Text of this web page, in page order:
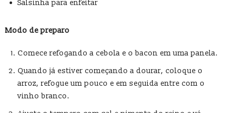
Salsinha para enfeitar
Modo de preparo
Comece refogando a cebola e o bacon em uma panela.
Quando já estiver começando a dourar, coloque o
arroz, refogue um pouco e em seguida entre com o
vinho branco.